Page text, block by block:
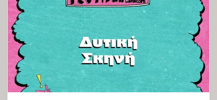
Παιδότοπος 2022
Πολιτιστικό Πρόγραμμα 2022
Συζητήσεις 2022
Συναυλίες